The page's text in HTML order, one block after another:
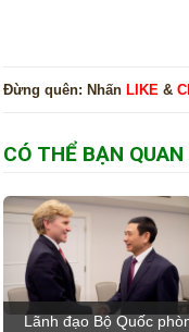
Đừng quên: Nhấn LIKE &
CÓ THỂ BẠN
Lãnh đạo Bộ Quốc